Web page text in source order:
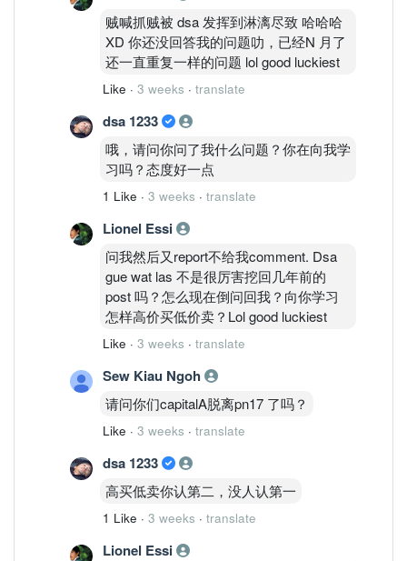
贼喊抓贼被 dsa 发挥到淋漓尽致 哈哈哈
XD 你还没回答我的问题叻，已经N 月了
还一直重复一样的问题 lol good luckiest
Like · 3 weeks · translate
dsa 1233
哦，请问你问了我什么问题？你在向我学
习吗？态度好一点
1 Like · 3 weeks · translate
Lionel Essi
问我然后又report不给我comment. Dsa
gue wat las 不是很厉害挖回几年前的
post 吗？怎么现在倒问回我？向你学习
怎样高价买低价卖？Lol good luckiest
Like · 3 weeks · translate
Sew Kiau Ngoh
请问你们capitalA脱离pn17 了吗？
Like · 3 weeks · translate
dsa 1233
高买低卖你认第二，没人认第一
1 Like · 3 weeks · translate
Lionel Essi